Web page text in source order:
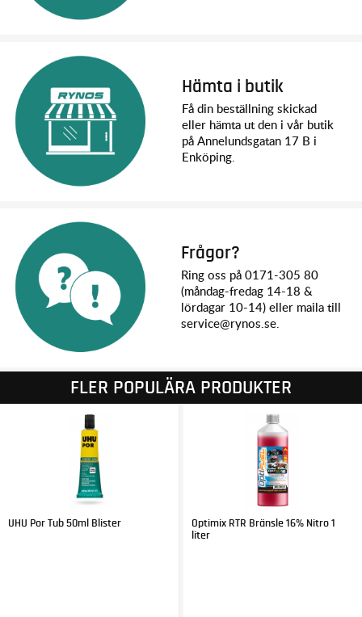
Hämta i butik
Få din beställning skickad
eller hämta ut den i vår butik
på Annelundsgatan 17 B i
Enköping.
Frågor?
Ring oss på 0171-305 80
(måndag-fredag 14-18 &
lördagar 10-14) eller maila till
service@rynos.se.
FLER POPULÄRA PRODUKTER
UHU Por Tub 50ml Blister
Optimix RTR Bränsle 16% Nitro 1
liter